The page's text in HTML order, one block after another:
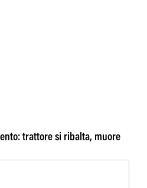
trattore si ribalta, muore